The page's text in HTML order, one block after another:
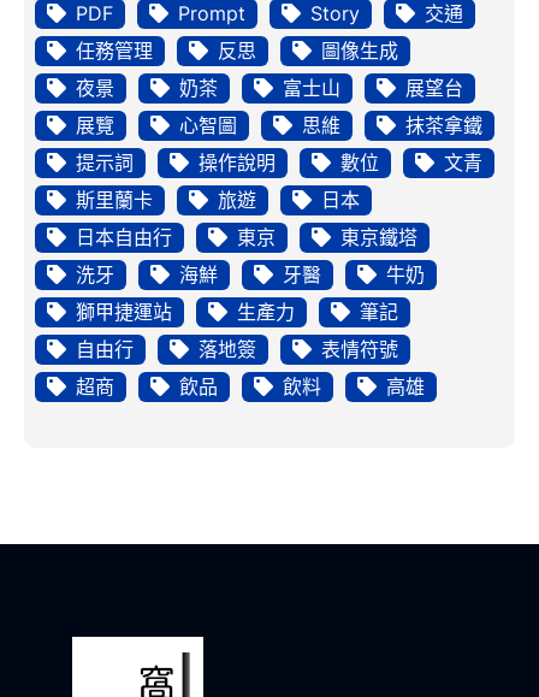
PDF
Prompt Story
交通
任務管理
反思
圖像生成
夜景
奶茶 富士山
展望台
展覽
心智圖 思維
抹茶拿鐵
提示詞
操作說明 數位
文青
斯里蘭卡
旅遊
日本
日本自由行
東京
東京鐵塔
洗牙
海鮮 牙醫
牛奶
獅甲捷運站
生產力
筆記
自由行
落地簽
表情符號
超商
飲品 飲料 高雄